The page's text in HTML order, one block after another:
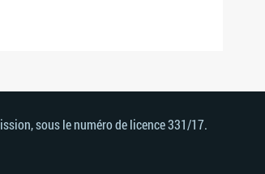
sous le numéro de licence 331/17.